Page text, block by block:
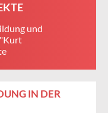
und
IN DER